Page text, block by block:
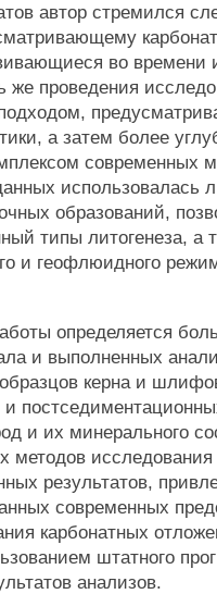
автор стремился
во времени
же проведения
а затем более
современных
использовалась
образований,
типы литогенеза, а
и геофлюидного
определяется
и выполненных
керна и
и их минерального
методов
результатов,
современных
карбонатных
штатного
анализов.